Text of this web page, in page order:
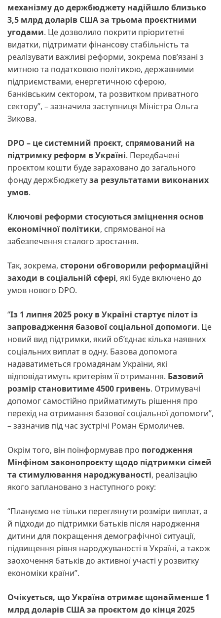
механізму до держбюджету надійшло близько
3,5 млрд доларів США за трьома проєктними
угодами. Це дозволило покрити пріоритетні
видатки, підтримати фінансову стабільність та
реалізувати важливі реформи, зокрема пов’язані з
митною та податковою політикою, державними
підприємствами, енергетичною сферою,
банківським сектором, та розвитком приватного
сектору”, – зазначила заступниця Міністра Ольга
Зикова.
DPO – це системний проєкт, спрямований на
підтримку реформ в Україні. Передбачені
проєктом кошти буде зараховано до загального
фонду держбюджетуза результатами виконаних
умов.
Ключові реформи стосуються зміцнення основ
економічної політики, спрямованої на
забезпечення сталого зростання.
Так, зокрема, сторони обговорили реформаційні
заходи в соціальній сфері, які буде включено до
умов нового DPO.
“Із 1 липня 2025 року в Україні стартує пілот із
запровадження базової соціальної допомоги. Це
новий вид підтримки, який об’єднає кілька наявних
соціальних виплат в одну. Базова допомога
надаватиметься громадянам України, які
відповідатимуть критеріям її отримання. Базовий
розмір становитиме 4500 гривень. Отримувачі
допомог самостійно прийматимуть рішення про
перехід на отримання базової соціальної допомоги”,
– зазначив під час зустрічі Роман Єрмоличев.
Окрім того, він поінформував про погодження
Мінфіном законопроєкту щодо підтримки сімей
та стимулювання народжуваності, реалізацію
якого заплановано з наступного року:
“Плануємо не тільки переглянути розміри виплат, а
й підходи до підтримки батьків після народження
дитини для покращення демографічної ситуації,
підвищення рівня народжуваності в Україні, а також
заохочення батьків до активної участі у розвитку
економіки країни”.
Очікується, що Україна отримає щонайменше 1
млрд доларів США за проєктом до кінця 2025